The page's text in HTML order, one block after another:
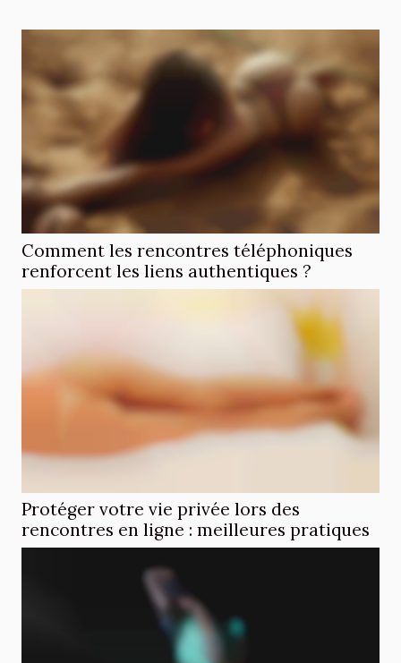
Comment les rencontres téléphoniques
renforcent les liens authentiques ?
Protéger votre vie privée lors des
rencontres en ligne : meilleures pratiques